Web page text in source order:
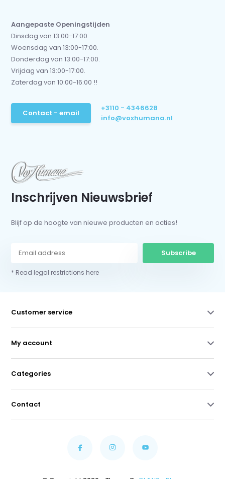
Aangepaste Openingstijden
Dinsdag van 13:00-17:00.
Woensdag van 13:00-17:00.
Donderdag van 13:00-17:00.
Vrijdag van 13:00-17:00.
Zaterdag van 10:00-16:00 !!
Contact - email
+3110 - 4346628
info@voxhumana.nl
Inschrijven Nieuwsbrief
Blijf op de hoogte van nieuwe producten en acties!
Subscribe
* Read legal restrictions here
Customer service
My account
Categories
Contact